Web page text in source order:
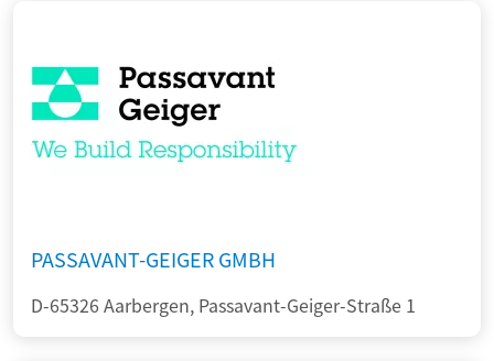
PASSAVANT-GEIGER GMBH
D-65326 Aarbergen, Passavant-Geiger-Straße 1